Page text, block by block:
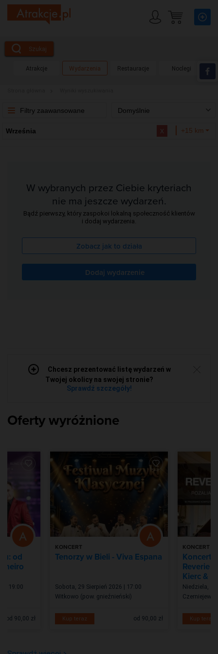
Szukaj
Atrakcje Wydarzenia Restauracje Noclegi
Filtry zaawansowane Domyślnie
Września x +15 km
W wybranych przez Ciebie kryteriach
nie ma jeszcze wydarzeń.
Bądź pierwszy, który zaspokoi lokalną społeczność klientów
i dodaj wydarzenia.
Zobacz jak to działa
Dodaj wydarzenie
Chcesz prezentować listę wydarzeń w
Twojej okolicy na swojej stronie?
Sprawdź szczegóły!
Oferty wyróżnione
od
| 19:00
od 90,00 zł
KONCERT
Tenorzy w Bieli - Viva Espana
Sobota, 29 Sierpień 2026 | 17:00
Witkowo (pow. gnieźnieński)
Kup teraz od 90,00 zł
KONCERT
Koncert
Reverie
Kierc &
Niedziela,
Czerniejewo
Kup teraz